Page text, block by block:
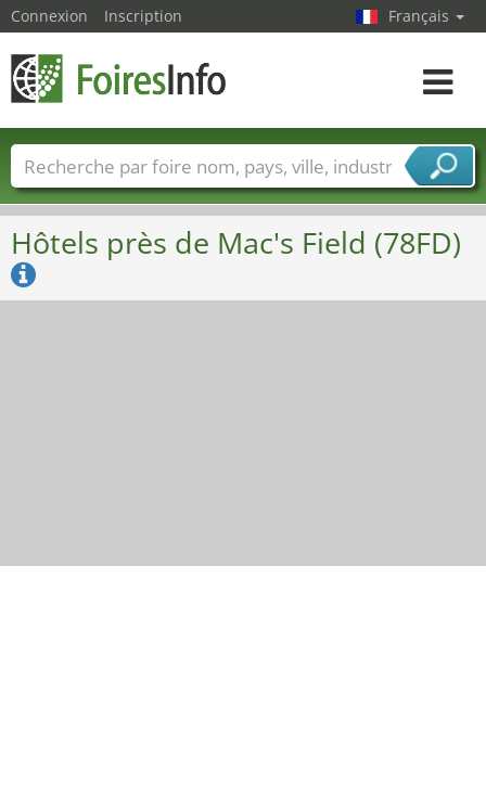
Hôtels près de Mac's Field (78FD)
Connexion Inscription Français
Toggle
Foire noms Pays Villes
Secteurs de foire
Secteurs du fournisseur de services